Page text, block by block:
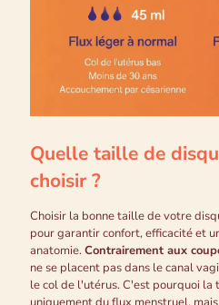
Quelle taille de
choisir ?
Choisir la bonne taille de votre
pour garantir confort, efficacité et
anatomie.Contrairement aux
ne se placent pas dans le canal
le col de l'utérus. C'est pourquoi la